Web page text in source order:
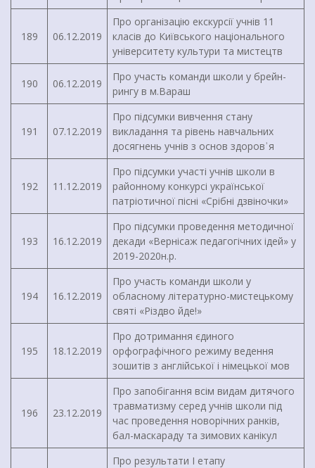
189 06.12.2019
Про організацію екскурсії учнів 11
класів до Київського національного
університету культури та мистецтв
190 06.12.2019
Про участь команди школи у брейн-
рингу в м.Вараш
191 07.12.2019
Про підсумки вивчення стану
викладання та рівень навчальних
досягнень учнів з основ здоровʾя
192 11.12.2019
Про підсумки участі учнів школи в
районному конкурсі української
патріотичної пісні «Срібні дзвіночки»
193 16.12.2019
Про підсумки проведення методичної
декади «Вернісаж педагогічних ідей» у
2019-2020н.р.
194 16.12.2019
Про участь команди школи у
обласному літературно-мистецькому
святі «Різдво йде!»
195 18.12.2019
Про дотримання єдиного
орфографічного режиму ведення
зошитів з англійської і німецької мов
196 23.12.2019
Про запобігання всім видам дитячого
травматизму серед учнів школи під
час проведення новорічних ранків,
бал-маскараду та зимових канікул
Про результати І етапу